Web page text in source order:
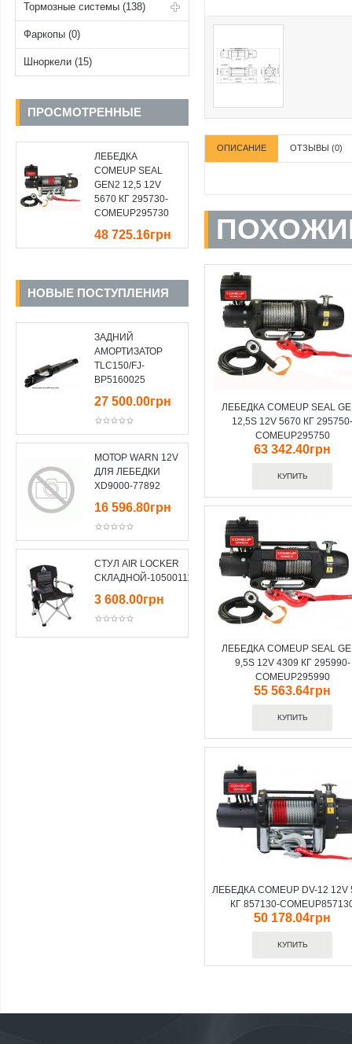
Тормозные системы (138)
Фаркопы (0)
Шноркели (15)
ПРОСМОТРЕННЫЕ
ЛЕБЕДКА
COMEUP SEAL
GEN2 12,5 12V
5670 КГ 295730-
COMEUP295730
48 725.16грн
НОВЫЕ ПОСТУПЛЕНИЯ
ЗАДНИЙ
АМОРТИЗАТОР
TLC150/FJ-
BP5160025
27 500.00грн
МОТОР WARN 12V
ДЛЯ ЛЕБЕДКИ
XD9000-77892
16 596.80грн
СТУЛ AIR LOCKER
СКЛАДНОЙ-10500111
3 608.00грн
ОПИСАНИЕ ОТЗЫВЫ (0)
ЛЕБЕДКА COMEUP SEAL
12,5S 12V 5670 КГ
COMEUP295750
63 342.40грн
ЛЕБЕДКА COMEUP SEAL
9,5S 12V 4309 КГ 295990-
COMEUP295990
55 563.64грн
ЛЕБЕДКА COMEUP DV-12 12V
КГ 857130-
50 178.04грн